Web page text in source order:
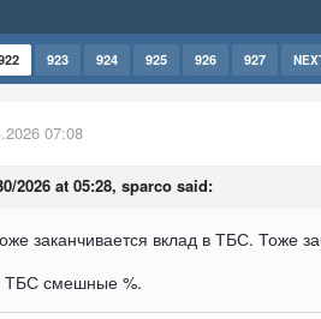
923 924 925 926 927
07:08
2026 at 05:28, sparco said:
заканчивается вклад в ТБС. Тоже
ТБС смешные %.